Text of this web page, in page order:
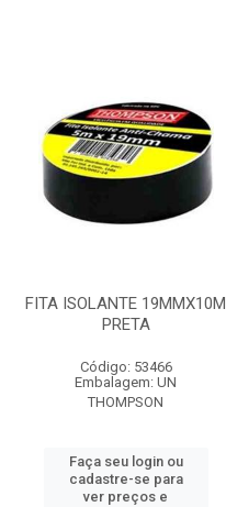
FITA ISOLANTE 19MMX10M
PRETA
Código: 53466
Embalagem: UN
THOMPSON
Faça seu login ou
cadastre-se para
ver preços e